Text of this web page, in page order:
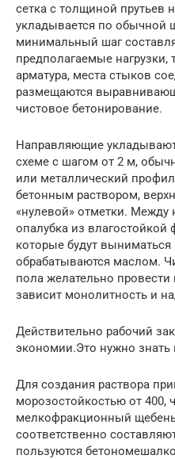
сетка с толщиной прутьев
укладывается по обычной
минимальный шаг
предполагаемые
арматура, места стыков
размещаются
чистовое бетонирование.
Направляющие
схеме с шагом от 2 м,
или металлический
бетонным раствором,
«нулевой» отметки. Между
опалубка из
которые будут выниматься
обрабатываются маслом.
пола желательно провести
зависит монолитность и
Действительно рабочий
экономии.Это нужно знать
Для создания раствора
морозостойкостью от 400,
мелкофракционный
соответственно
пользуются